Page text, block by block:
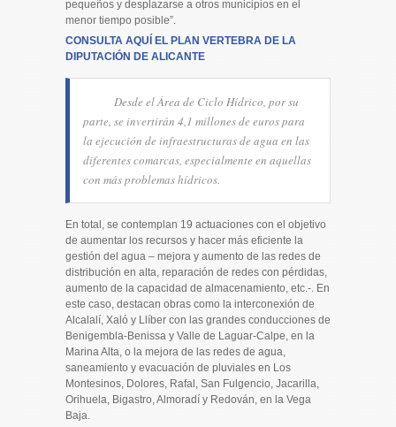
pequeños y desplazarse a otros municipios en el
menor tiempo posible”.
CONSULTA AQUÍ EL PLAN VERTEBRA DE LA
DIPUTACIÓN DE ALICANTE
Desde el Área de Ciclo Hídrico, por su
parte, se invertirán 4,1 millones de euros para
la ejecución de infraestructuras de agua en las
diferentes comarcas, especialmente en aquellas
con más problemas hídricos.
En total, se contemplan 19 actuaciones con el objetivo
de aumentar los recursos y hacer más eficiente la
gestión del agua – mejora y aumento de las redes de
distribución en alta, reparación de redes con pérdidas,
aumento de la capacidad de almacenamiento, etc.-. En
este caso, destacan obras como la interconexión de
Alcalalí, Xaló y Llíber con las grandes conducciones de
Benigembla-Benissa y Valle de Laguar-Calpe, en la
Marina Alta, o la mejora de las redes de agua,
saneamiento y evacuación de pluviales en Los
Montesinos, Dolores, Rafal, San Fulgencio, Jacarilla,
Orihuela, Bigastro, Almoradí y Redován, en la Vega
Baja.